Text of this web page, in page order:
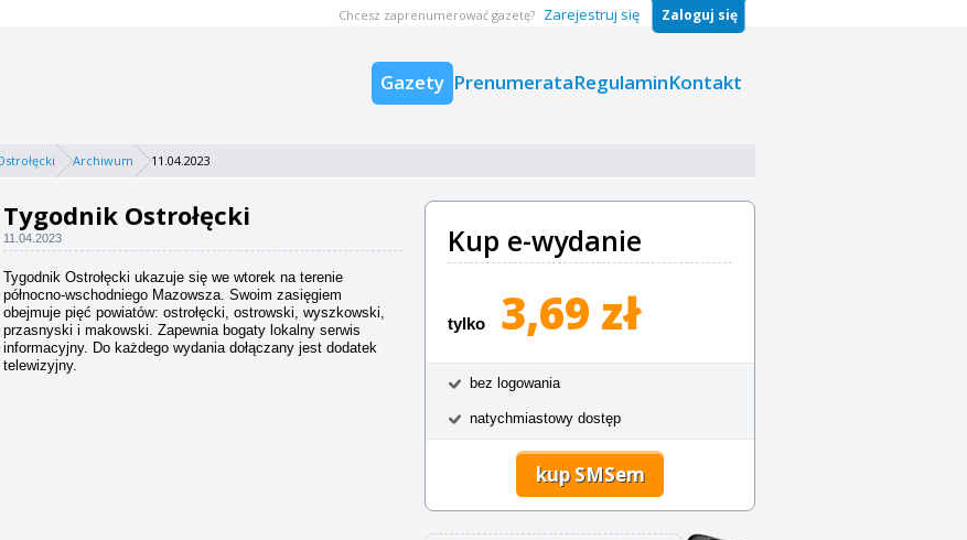
Gazety PrenumerataRegulaminKontakt
Chcesz zaprenumerować gazetę? Zarejestruj się Zaloguj się
Archiwum 11.04.2023
Tygodnik Ostrołęcki
11.04.2023
Tygodnik Ostrołęcki ukazuje się we wtorek na terenie
północno-wschodniego Mazowsza. Swoim zasięgiem
obejmuje pięć powiatów: ostrołęcki, ostrowski, wyszkowski,
przasnyski i makowski. Zapewnia bogaty lokalny serwis
informacyjny. Do każdego wydania dołączany jest dodatek
telewizyjny.
Kup e-wydanie
tylko 3,69 zł
bez logowania
natychmiastowy dostęp
kup SMSem